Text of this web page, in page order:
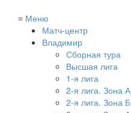
≡ Меню
Матч-центр
Владимир
Сборная тура
Высшая лига
1-я лига
2-я лига. Зона А
2-я лига. Зона Б